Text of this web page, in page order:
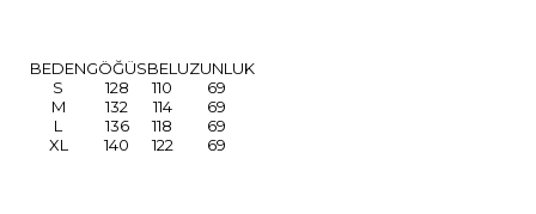
BEDENGÖĞÜSBELUZUNLUK
S
128 110
69
M
132 114
69
L
136 118
69
XL
140 122 69